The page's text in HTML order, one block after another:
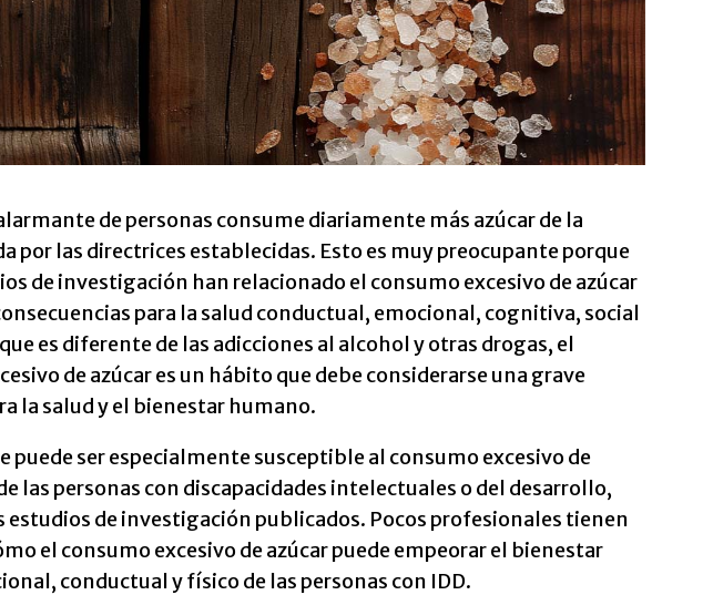
LinkedIn.
correo electrónico.
de personas consume diariamente más azúcar de la
por las directrices establecidas. Esto es muy preocupante porque
de investigación han relacionado el consumo excesivo de azúcar
para la salud conductual, emocional, cognitiva, social
es diferente de las adicciones al alcohol y otras drogas, el
de azúcar es un hábito que debe considerarse una grave
la salud y el bienestar humano.
puede ser especialmente susceptible al consumo excesivo de
las personas con discapacidades intelectuales o del desarrollo,
estudios de investigación publicados. Pocos profesionales tienen
el consumo excesivo de azúcar puede empeorar el bienestar
conductual y físico de las personas con IDD.